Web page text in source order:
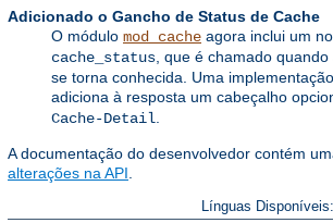
Adicionado o Gancho de Status de Cache
O módulo mod_cache agora inclui um
cache_status , que é chamado
se torna conhecida. Uma
adiciona à resposta um cabeçalho
Cache-Detail
A documentação do desenvolvedor contém
alterações na API
Línguas Disponíveis: